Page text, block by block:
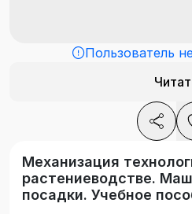
Пользователь
Механизация
растениеводстве.
посадки. Учебное